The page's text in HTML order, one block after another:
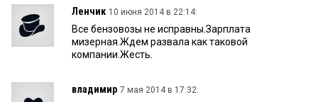
Ленчик 10 июня 2014 в 22:14:
Все бензовозы не исправны.Зарплата
мизерная.Ждем развала как таковой
компании.Жесть.
владимир 7 мая 2014 в 17:32: